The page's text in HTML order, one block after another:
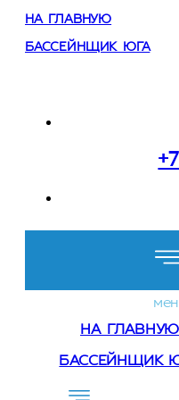
НА ГЛАВНУЮ
БАССЕЙНЩИК ЮГА
НА ГЛАВНУЮ
БАССЕЙНЩИК